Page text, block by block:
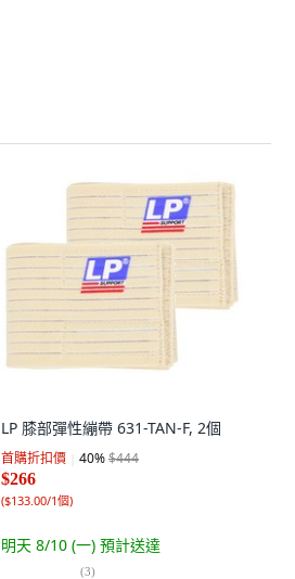
LP 膝部彈性繃帶 631-TAN-F, 2個
首購折扣價 40%$444
$266
($133.00/1個)
明天 8/10 (一) 預計送達
(3)